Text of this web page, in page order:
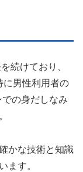
続けており、
に男性利用者の
の身だしなみ
かな技術と知識
ます。